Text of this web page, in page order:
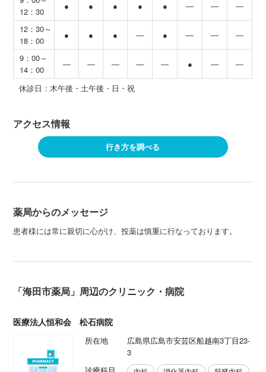
12：30
● ● ● ● ● ― ― ―
12：30～
18：00
● ● ● ― ● ― ― ―
9：00～
14：00
― ― ― ― ― ● ― ―
休診日：木午後・土午後・日・祝
アクセス情報
行き方を調べる
薬局からのメッセージ
患者様には常に親切に心がけ、投薬は慎重に行なっております。
「海田市薬局」周辺のクリニック・病院
医療法人恒和会 松石病院
所在地
広島県広島市安芸区船越南3丁目23-
3